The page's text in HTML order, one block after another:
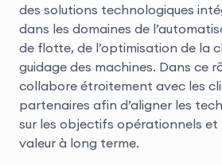
des solutions technologiques
dans les domaines de
de flotte, de l’optimisation de la
guidage des machines. Dans ce
collabore étroitement avec les
partenaires afin d’aligner les
sur les objectifs opérationnels
valeur à long terme.